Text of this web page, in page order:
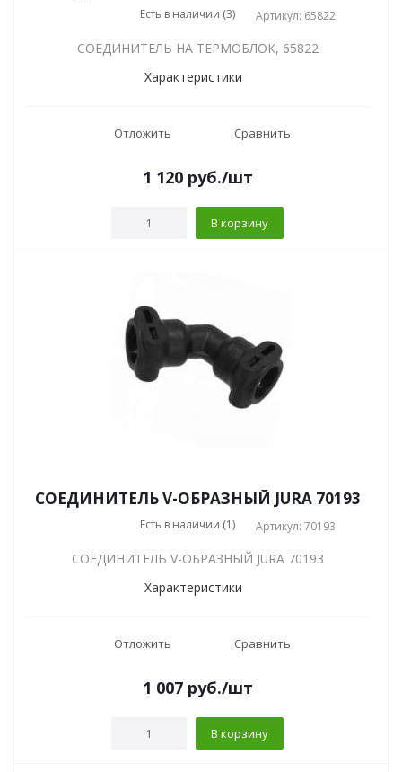
Есть в наличии (3) Артикул: 65822
СОЕДИНИТЕЛЬ НА ТЕРМОБЛОК, 65822
Характеристики
Отложить Сравнить
1 120 руб./шт
В корзину
СОЕДИНИТЕЛЬ V-ОБРАЗНЫЙ JURA 70193
Есть в наличии (1) Артикул: 70193
СОЕДИНИТЕЛЬ V-ОБРАЗНЫЙ JURA 70193
Характеристики
Отложить Сравнить
1 007 руб./шт
В корзину